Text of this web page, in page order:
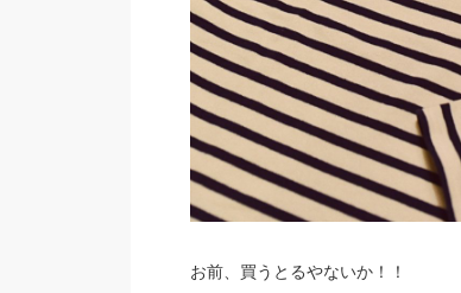
お前、買うとるやないか！！